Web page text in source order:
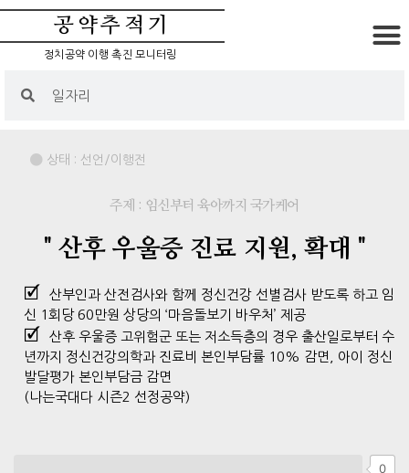
공약추적기
정치공약 이행 촉진 모니터링
상태 : 선언/이행전
주제 : 임신부터 육아까지 국가케어
" 산후 우울증 진료 지원, 확대 "
산부인과 산전검사와 함께 정신건강 선별검사 받도록 하고 임
신 1회당 60만원 상당의 ‘마음돌보기 바우처’ 제공
산후 우울증 고위험군 또는 저소득층의 경우 출산일로부터 수
년까지 정신건강의학과 진료비 본인부담률 10% 감면, 아이 정신
발달평가 본인부담금 감면
(나는국대다 시즌2 선정공약)
0